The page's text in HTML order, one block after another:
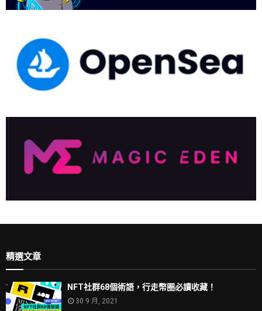
精選文章
NFT社群68個術語，行走幣圈必讀收藏！
30 9 月, 2021